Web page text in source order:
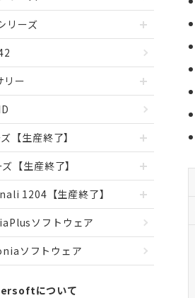
リーズ
リー
【生産終了】
【生産終了】
1204【生産終了】
ソフトウェア
ソフトウェア
について